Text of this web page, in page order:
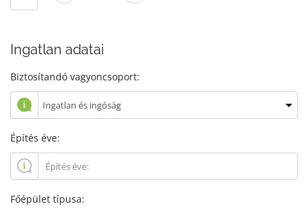
Ingatlan adatai
Biztosítandó vagyoncsoport:
Építés éve:
Főépület típusa: